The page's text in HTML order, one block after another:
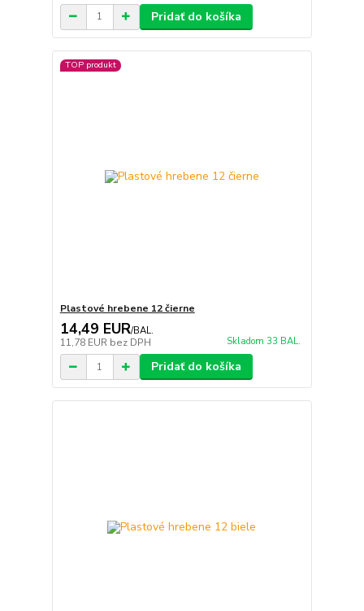
Pridať do košíka
TOP produkt
Plastové hrebene 12 čierne
14,49 EUR/BAL.
11,78 EUR bez DPH Skladom 33 BAL.
Pridať do košíka